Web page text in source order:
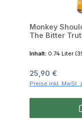
Monkey
The Bitter
Inhalt: 0.74 Liter
Regulärer Preis:
25,90 €
Preise inkl. MwSt.